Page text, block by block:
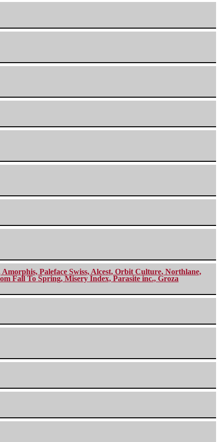
Paleface Swiss, Alcest, Orbit Culture, Northlane,
Fall To Spring, Misery Index, Parasite inc., Groza